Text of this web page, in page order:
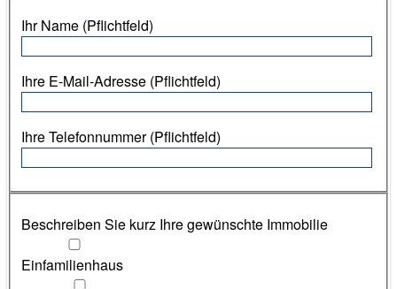
Ihr Name (Pflichtfeld)
Ihre E-Mail-Adresse (Pflichtfeld)
Ihre Telefonnummer (Pflichtfeld)
Beschreiben Sie kurz Ihre gewünschte Immobilie
Einfamilienhaus